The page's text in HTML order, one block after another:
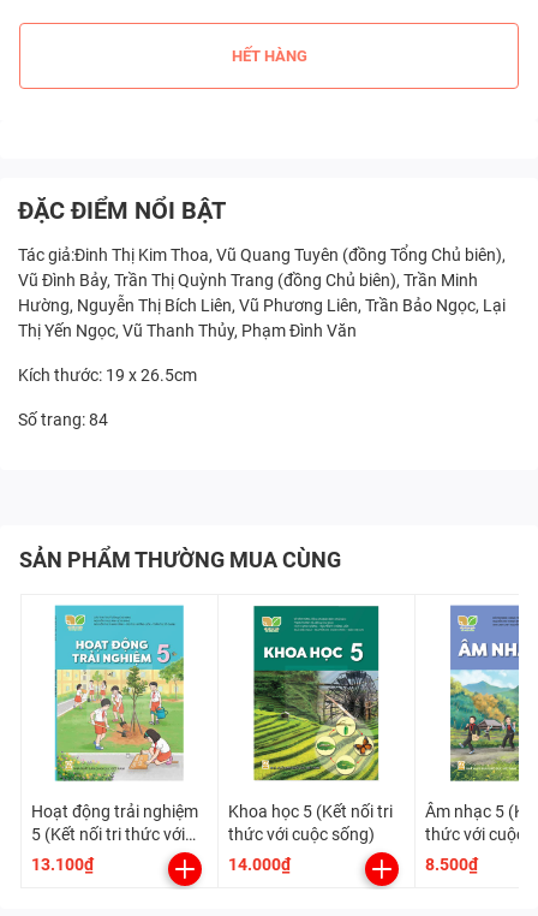
HẾT HÀNG
ĐẶC ĐIỂM NỔI BẬT
Tác giả:Đinh Thị Kim Thoa, Vũ Quang Tuyên (đồng Tổng Chủ biên),
Vũ Đình Bảy, Trần Thị Quỳnh Trang (đồng Chủ biên), Trần Minh
Hường, Nguyễn Thị Bích Liên, Vũ Phương Liên, Trần Bảo Ngọc, Lại
Thị Yến Ngọc, Vũ Thanh Thủy, Phạm Đình Văn
Kích thước: 19 x 26.5cm
Số trang: 84
SẢN PHẨM THƯỜNG MUA CÙNG
Hoạt động trải nghiệm
5 (Kết nối tri thức với
cuộc sống)
13.100₫
Khoa học 5 (Kết nối tri
thức với cuộc sống)
14.000₫
Âm nhạc 5
thức với cuộc
8.500₫